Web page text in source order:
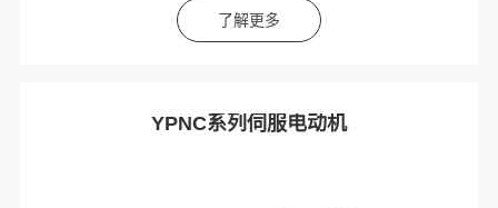
了解更多
YPNC系列伺服电动机